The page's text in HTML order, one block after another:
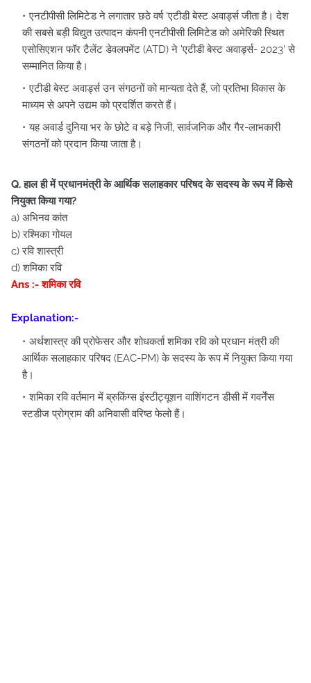
एनटीपीसी लिमिटेड ने लगातार छठे वर्ष 'एटीडी बेस्ट अवार्ड्स जीता है। देश
की सबसे बड़ी विद्युत उत्पादन कंपनी एनटीपीसी लिमिटेड को अमेरिकी स्थित
एसोसिएशन फॉर टैलेंट डेवलपमेंट (ATD) ने 'एटीडी बेस्ट अवार्ड्स- 2023' से
सम्मानित किया है।
एटीडी बेस्ट अवार्ड्स उन संगठनों को मान्यता देते हैं, जो प्रतिभा विकास के
माध्यम से अपने उद्यम को प्रदर्शित करते हैं।
यह अवार्ड दुनिया भर के छोटे व बड़े निजी, सार्वजनिक और गैर-लाभकारी
संगठनों को प्रदान किया जाता है।
Q. हाल ही में प्रधानमंत्री के आर्थिक सलाहकार परिषद के सदस्य के रूप में किसे
नियुक्त किया गया?
a) अभिनव कांत
b) रश्मिका गोयल
c) रवि शास्त्री
d) शमिका रवि
Ans :- शमिका रवि
Explanation:-
अर्थशास्त्र की प्रोफेसर और शोधकर्ता शमिका रवि को प्रधान मंत्री की
आर्थिक सलाहकार परिषद (EAC-PM) के सदस्य के रूप में नियुक्त किया गया
है।
शमिका रवि वर्तमान में ब्रुकिंग्स इंस्टीट्यूशन वाशिंगटन डीसी में गवर्नेंस
स्टडीज प्रोग्राम की अनिवासी वरिष्ठ फेलो हैं।